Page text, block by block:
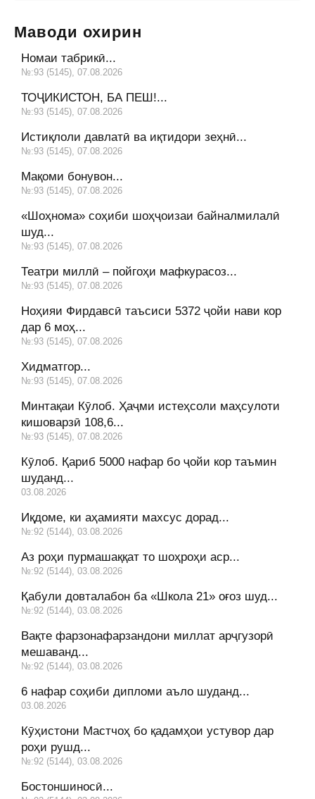
Маводи охирин
Номаи табрикӣ...
№:93 (5145), 07.08.2026
ТОҶИКИСТОН, БА ПЕШ!...
№:93 (5145), 07.08.2026
Истиқлоли давлатӣ ва иқтидори зеҳнӣ...
№:93 (5145), 07.08.2026
Мақоми бонувон...
№:93 (5145), 07.08.2026
«Шоҳнома» соҳиби шоҳҷоизаи байналмилалӣ
шуд...
№:93 (5145), 07.08.2026
Театри миллӣ – пойгоҳи мафкурасоз...
№:93 (5145), 07.08.2026
Ноҳияи Фирдавсӣ таъсиси 5372 ҷойи нави кор
дар 6 моҳ...
№:93 (5145), 07.08.2026
Хидматгор...
№:93 (5145), 07.08.2026
Минтақаи Кӯлоб. Ҳаҷми истеҳсоли маҳсулоти
кишоварзӣ 108,6...
№:93 (5145), 07.08.2026
Кӯлоб. Қариб 5000 нафар бо ҷойи кор таъмин
шуданд...
03.08.2026
Иқдоме, ки аҳамияти махсус дорад...
№:92 (5144), 03.08.2026
Аз роҳи пурмашаққат то шоҳроҳи аср...
№:92 (5144), 03.08.2026
Қабули довталабон ба «Школа 21» оғоз шуд...
№:92 (5144), 03.08.2026
Вақте фарзонафарзандони миллат арҷгузорӣ
мешаванд...
№:92 (5144), 03.08.2026
6 нафар соҳиби дипломи аъло шуданд...
03.08.2026
Кӯҳистони Мастчоҳ бо қадамҳои устувор дар
роҳи рушд...
№:92 (5144), 03.08.2026
Бостоншиносӣ...